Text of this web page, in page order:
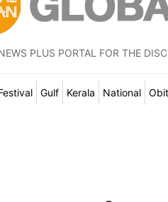
PLUS PORTAL FOR THE
Gulf Kerala National